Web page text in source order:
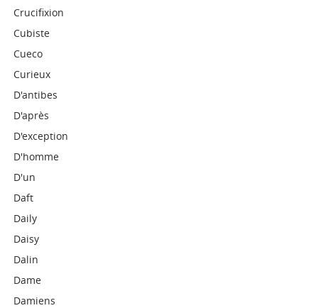
Crucifixion
Cubiste
Cueco
Curieux
D'antibes
D'après
D'exception
D'homme
D'un
Daft
Daily
Daisy
Dalin
Dame
Damiens